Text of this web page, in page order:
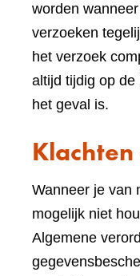
worden
verzoeken
het verzoek
altijd tijdig op
het geval is.
Wanneer je van
mogelijk niet
Algemene